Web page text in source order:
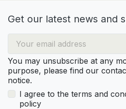
Get our latest news and
You may unsubscribe at any
purpose, please find our
notice.
I agree to the terms and
policy